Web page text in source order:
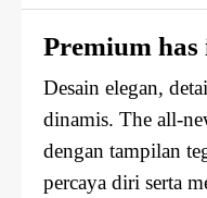
Premium has
Desain elegan,
dinamis. The all-
dengan tampilan
percaya diri serta